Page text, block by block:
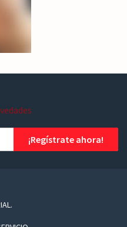
¡Regístrate ahora!